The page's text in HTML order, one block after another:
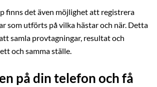
finns det även möjlighet att registrera
som utförts på vilka hästar och när. Detta
samla provtagningar, resultat och
och samma ställe.
på din telefon och få